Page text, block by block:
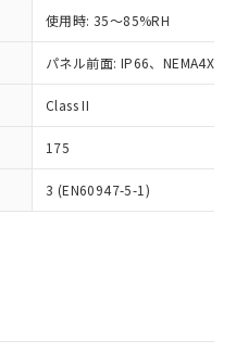
使用時: 35～85%RH
パネル前面: IP66、NEMA4X,
Class II
175
3 (EN60947-5-1)
サイト上で当社にご
ストについて、当社
利用者が、当社の製
するお客様との取
囲で利用すること
とは、"個人情報
の「1.共同利
載されている法人を
ンロード
ウンロードするこ
の非含有証明書
当社基準）
で非含有を証明す
非含有を証明する
キャンセル